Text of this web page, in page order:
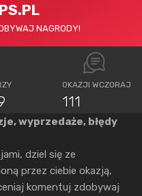
NAGRODY!
OKAZJI WCZORAJ
111
wyprzedaże, błędy
dziel się ze
przez ciebie okazją,
komentuj zdobywaj